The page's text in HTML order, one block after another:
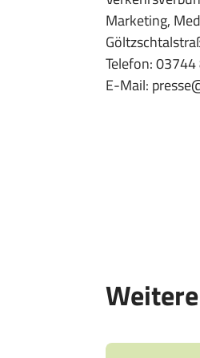
Marketing,
Telefon:
E-Mail: